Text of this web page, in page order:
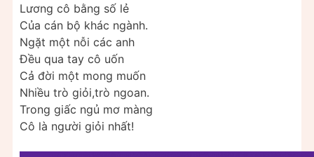
Lương cô bằng số lẻ
Của cán bộ khác ngành.
Ngặt một nỗi các anh
Đều qua tay cô uốn
Cả đời một mong muốn
Nhiều trò giỏi,trò ngoan.
Trong giấc ngủ mơ màng
Cô là người giỏi nhất!